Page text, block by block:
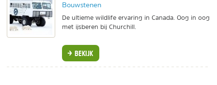
Bouwstenen
De ultieme wildlife ervaring in Canada. Oog in oog
met ijsberen bij Churchill.
BEKIJK